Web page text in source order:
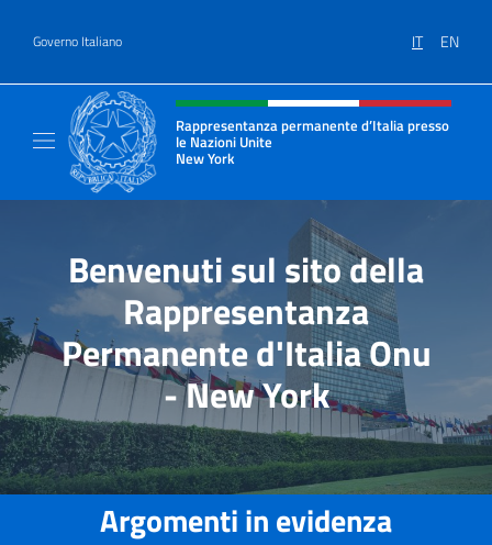
Governo Italiano IT EN
Intestazione sito, social e menù
Rappresentanza permanente d’Italia presso
le Nazioni Unite
New York
Il sito ufficiale della Rappresentanza
Benvenuti sul sito della
Rappresentanza
Permanente d'Italia Onu
- New York
Argomenti in evidenza